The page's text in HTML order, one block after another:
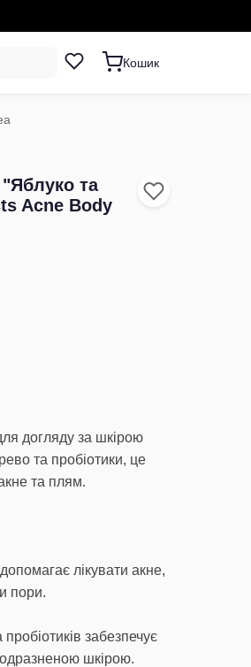
Кошик
та
Acne Body
догляду за шкірою
та пробіотики, це
та плям.
лікувати акне,
пори.
забезпечує
шкірою.